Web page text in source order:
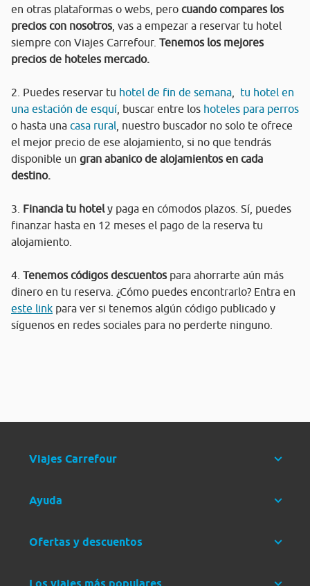
en otras plataformas o webs, pero cuando compares los
precios con nosotros, vas a empezar a reservar tu hotel
siempre con Viajes Carrefour. Tenemos los mejores
precios de hoteles mercado.
2. Puedes reservar tu hotel de fin de semana
tu hotel en
una estación de esquí , buscar entre los hoteles para perros
o hasta una casa rural , nuestro buscador no solo te ofrece
el mejor precio de ese alojamiento, si no que tendrás
disponible un gran abanico de alojamientos en cada
destino.
3. Financia tu hotely paga en cómodos plazos. Sí, puedes
finanzar hasta en 12 meses el pago de la reserva tu
alojamiento.
4. Tenemos códigos descuentos para ahorrarte aún más
dinero en tu reserva. ¿Cómo puedes encontrarlo? Entra en
este link para ver si tenemos algún código publicado y
síguenos en redes sociales para no perderte ninguno.
Viajes Carrefour
Ayuda
Ofertas y descuentos